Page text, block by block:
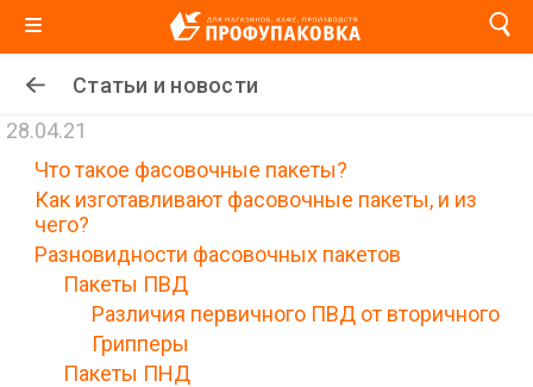
Статьи и новости
28.04.21
Что такое фасовочные пакеты?
Как изготавливают фасовочные пакеты, и из
чего?
Разновидности фасовочных пакетов
Пакеты ПВД
Различия первичного ПВД от вторичного
Грипперы
Пакеты ПНД